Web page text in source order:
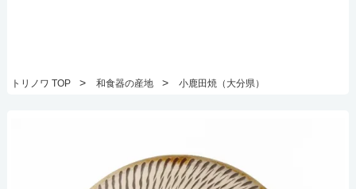
トリノワ TOP > 和食器の産地 > 小鹿田焼（大分県）